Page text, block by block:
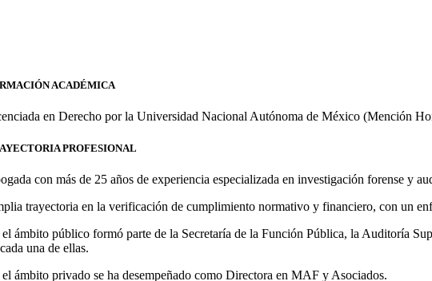
ACADÉMICA
en Derecho por la Universidad Nacional Autónoma de México (Mención
PROFESIONAL
con más de 25 años de experiencia especializada en investigación forense y
trayectoria en la verificación de cumplimiento normativo y financiero, con un
ámbito público formó parte de la Secretaría de la Función Pública, la Auditoría
una de ellas.
ámbito privado se ha desempeñado como Directora en MAF y Asociados.